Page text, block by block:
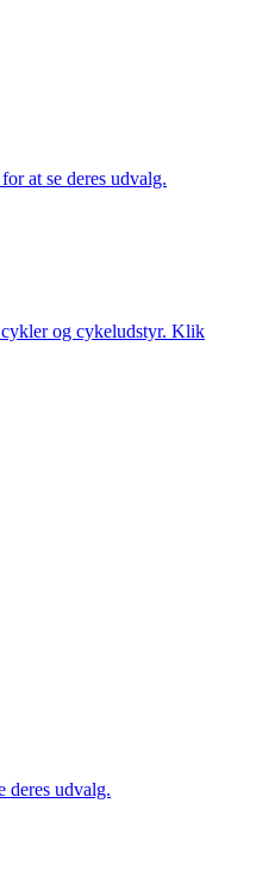
at se deres udvalg.
og cykeludstyr. Klik
deres udvalg.